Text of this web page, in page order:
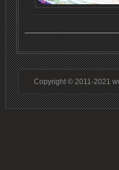
Copyright © 2011-2021